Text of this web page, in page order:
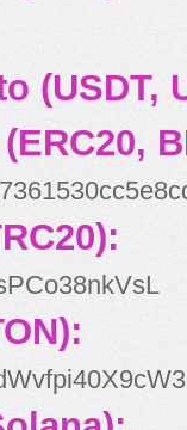
(USDT,